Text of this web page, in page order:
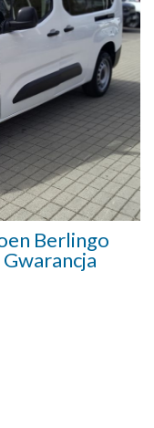
Berlingo